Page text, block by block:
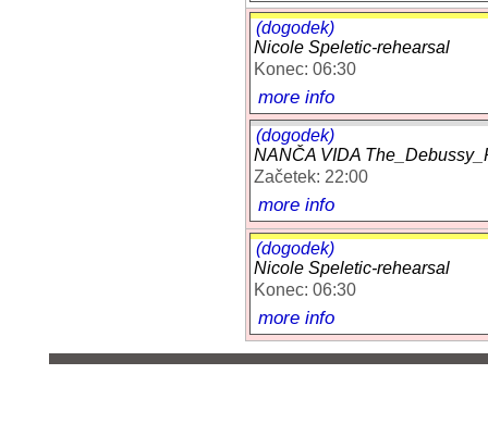
(dogodek)
Nicole Speletic-rehearsal
Konec: 06:30
more info
(dogodek)
NANČA VIDA
Začetek: 22:00
more info
(dogodek)
Nicole Speletic-rehearsal
Konec: 06:30
more info